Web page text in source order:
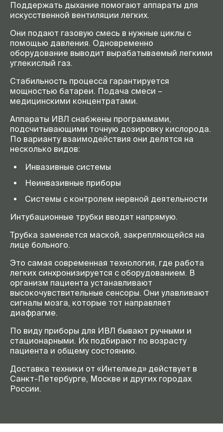
Поддержать дыхание помогают аппараты для
искусственной вентиляции легких.
Они подают газовую смесь в нужные циклы с
помощью давления. Одновременно
оборудование выводит вырабатываемый легкими
углекислый газ.
Стабильность процесса гарантируется
мощностью батареи. Подача смеси –
медицинскими концентратами.
Аппараты ИВЛ снабжены программами,
подсчитывающими точную дозировку кислорода.
По варианту взаимодействия они делятся на
несколько видов:
Инвазивные системы
Неинвазивные приборы
Системы с контролем нервной деятельности
Интубационные трубки вводят напрямую.
Трубка заменяется маской, закрепляющейся на
лице больного.
Это самая современная технология, где работа
легких синхронизируется с оборудованием. В
организм пациента устанавливают
высокочувствительные сенсоры. Они улавливают
сигналы мозга, которые тот направляет
диафрагме.
По виду приборы для ИВЛ бывают ручными и
стационарными. Их подбирают по возрасту
пациента и общему состоянию.
Доставка техники от «Интелмед» действует в
Санкт-Петербурге, Москве и других городах
России.